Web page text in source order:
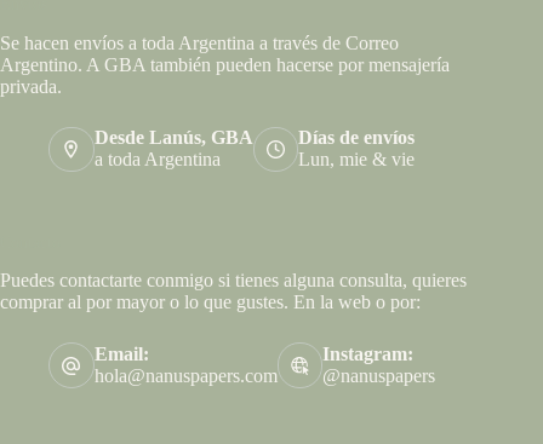
Se hacen envíos a toda Argentina a través de Correo
Argentino. A GBA también pueden hacerse por mensajería
privada.
Desde Lanús, GBA
a toda Argentina
Días de envíos
Lun, mie & vie
Puedes contactarte conmigo si tienes alguna consulta, quieres
comprar al por mayor o lo que gustes. En la web o por:
Email:
hola@nanuspapers.com
Instagram:
@nanuspapers